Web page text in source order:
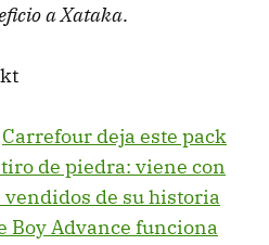
a Xataka.
Carrefour deja este pack
de piedra: viene con
vendidos de su historia
Boy Advance funciona